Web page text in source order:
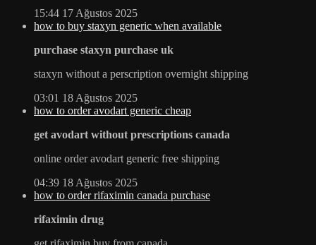
15:44 17 Ağustos 2025
how to buy staxyn generic when available
purchase staxyn purchase uk
staxyn without a perscription overnight shipping
03:01 18 Ağustos 2025
how to order avodart generic cheap
get avodart without prescriptions canada
online order avodart generic free shipping
04:39 18 Ağustos 2025
how to order rifaximin canada purchase
rifaximin drug